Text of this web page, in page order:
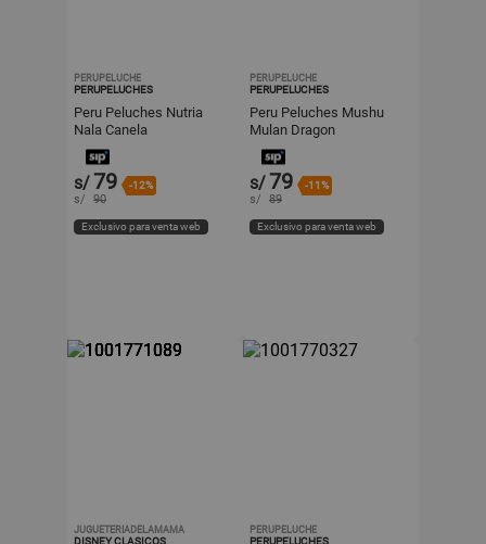
PERUPELUCHE
PERUPELUCHES
Peru Peluches Nutria
Nala Canela
s/79 -12%
s/ 90
Exclusivo para venta web
PERUPELUCHE
PERUPELUCHES
Peru Peluches Mushu
Mulan Dragon
s/79 -11%
s/ 89
Exclusivo para venta web
JUGUETERIADELAMAMA
DISNEY CLASICOS
PERUPELUCHE
PERUPELUCHES